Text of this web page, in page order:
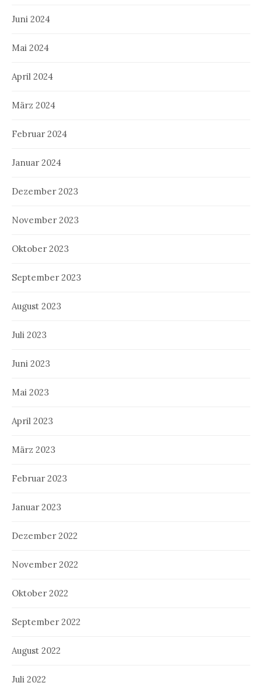
Juni 2024
Mai 2024
April 2024
März 2024
Februar 2024
Januar 2024
Dezember 2023
November 2023
Oktober 2023
September 2023
August 2023
Juli 2023
Juni 2023
Mai 2023
April 2023
März 2023
Februar 2023
Januar 2023
Dezember 2022
November 2022
Oktober 2022
September 2022
August 2022
Juli 2022